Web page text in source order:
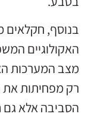
בנוסף,
האקולוגיים
מצב המערכות
רק מפחיתות את
הסביבה אלא גם